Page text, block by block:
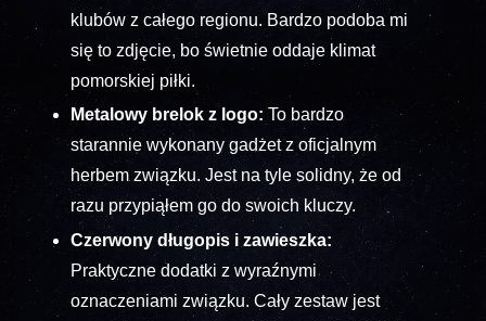
klubów z całego regionu. Bardzo podoba mi
się to zdjęcie, bo świetnie oddaje klimat
pomorskiej piłki.
Metalowy brelok z logo: To bardzo
starannie wykonany gadżet z oficjalnym
herbem związku. Jest na tyle solidny, że od
razu przypiąłem go do swoich kluczy.
Czerwony długopis i zawieszka:
Praktyczne dodatki z wyraźnymi
oznaczeniami związku. Cały zestaw jest